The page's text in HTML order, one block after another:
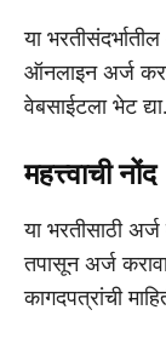
या
ऑनलाइन अर्ज
वेबसाईटला भेट द्या.
महत्त्वाची नोंद
या भरतीसाठी
तपासून अर्ज
कागदपत्रांची